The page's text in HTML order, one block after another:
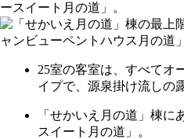
25室の客室は、すべてオ
イプで、源泉掛け流しの
「せかいえ月の道」棟に
スイート月の道」。